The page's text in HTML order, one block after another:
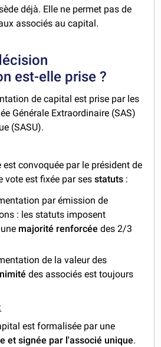
déjà. Elle ne permet pas de
associés au capital.
est-elle prise ?
de capital est prise par les
Générale Extraordinaire (SAS)
(SASU).
est convoquée par le président de
vote est fixée par sesstatuts :
par émission de
: les statuts imposent
majorité renforcée des 2/3
de la valeur des
des associés est toujours
est formalisée par une
et signée par l'associé unique.